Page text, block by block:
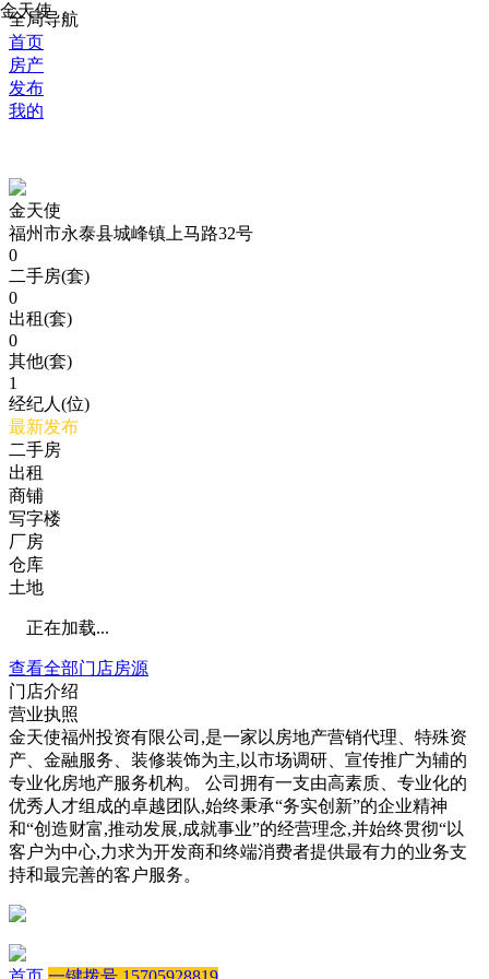
金天使
全局导航
首页
房产
发布
我的
金天使
福州市永泰县城峰镇上马路32号
0
二手房(套)
0
出租(套)
0
其他(套)
1
经纪人(位)
最新发布
二手房
出租
商铺
写字楼
厂房
仓库
土地
正在加载...
查看全部门店房源
门店介绍
营业执照
金天使福州投资有限公司,是一家以房地产营销代理、特殊资
产、金融服务、装修装饰为主,以市场调研、宣传推广为辅的
专业化房地产服务机构。 公司拥有一支由高素质、专业化的
优秀人才组成的卓越团队,始终秉承“务实创新”的企业精神
和“创造财富,推动发展,成就事业”的经营理念,并始终贯彻“以
客户为中心,力求为开发商和终端消费者提供最有力的业务支
持和最完善的客户服务。